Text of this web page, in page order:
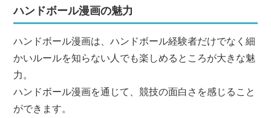
ハンドボール漫画の魅力
ハンドボール漫画は、ハンドボール経験者だけでなく細
かいルールを知らない人でも楽しめるところが大きな魅
力。
ハンドボール漫画を通じて、競技の面白さを感じること
ができます。